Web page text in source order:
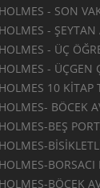
- SON
- ŞEYTAN
- ÜÇ
- ÜÇGEN
10 KİTAP
BÖCEK
BEŞ
BORSACI
BÖCEK